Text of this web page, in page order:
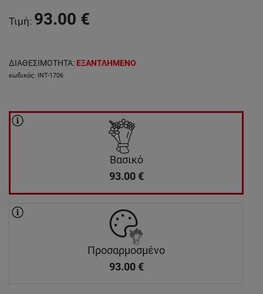
Τιμή: 93.00 €
ΔΙΑΘΕΣΙΜΟΤΗΤΑ: ΕΞΑΝΤΛΗΜΕΝΟ
κωδικός: INT-1706
Βασικό
93.00 €
Προσαρμοσμένο
93.00 €